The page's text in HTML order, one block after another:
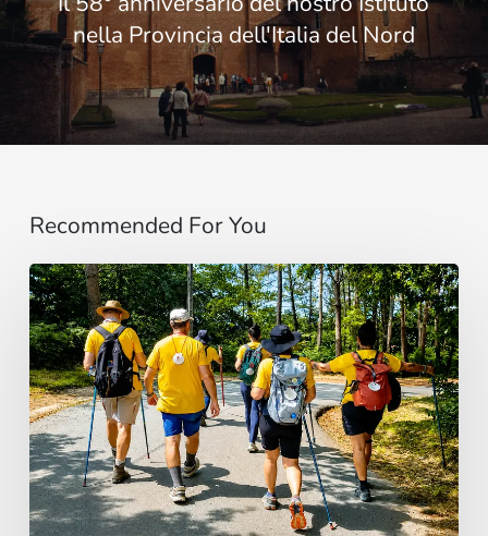
nella Provincia dell'Italia del Nord
Recommended For You
“Estoy
contigo”
:
De
Brasil
a
la
India,